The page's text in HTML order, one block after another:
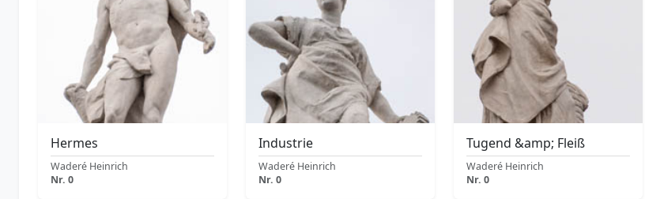
Hermes
Waderé Heinrich
Nr. 0
Industrie
Waderé Heinrich
Nr. 0
Tugend &amp; Fleiß
Waderé Heinrich
Nr. 0